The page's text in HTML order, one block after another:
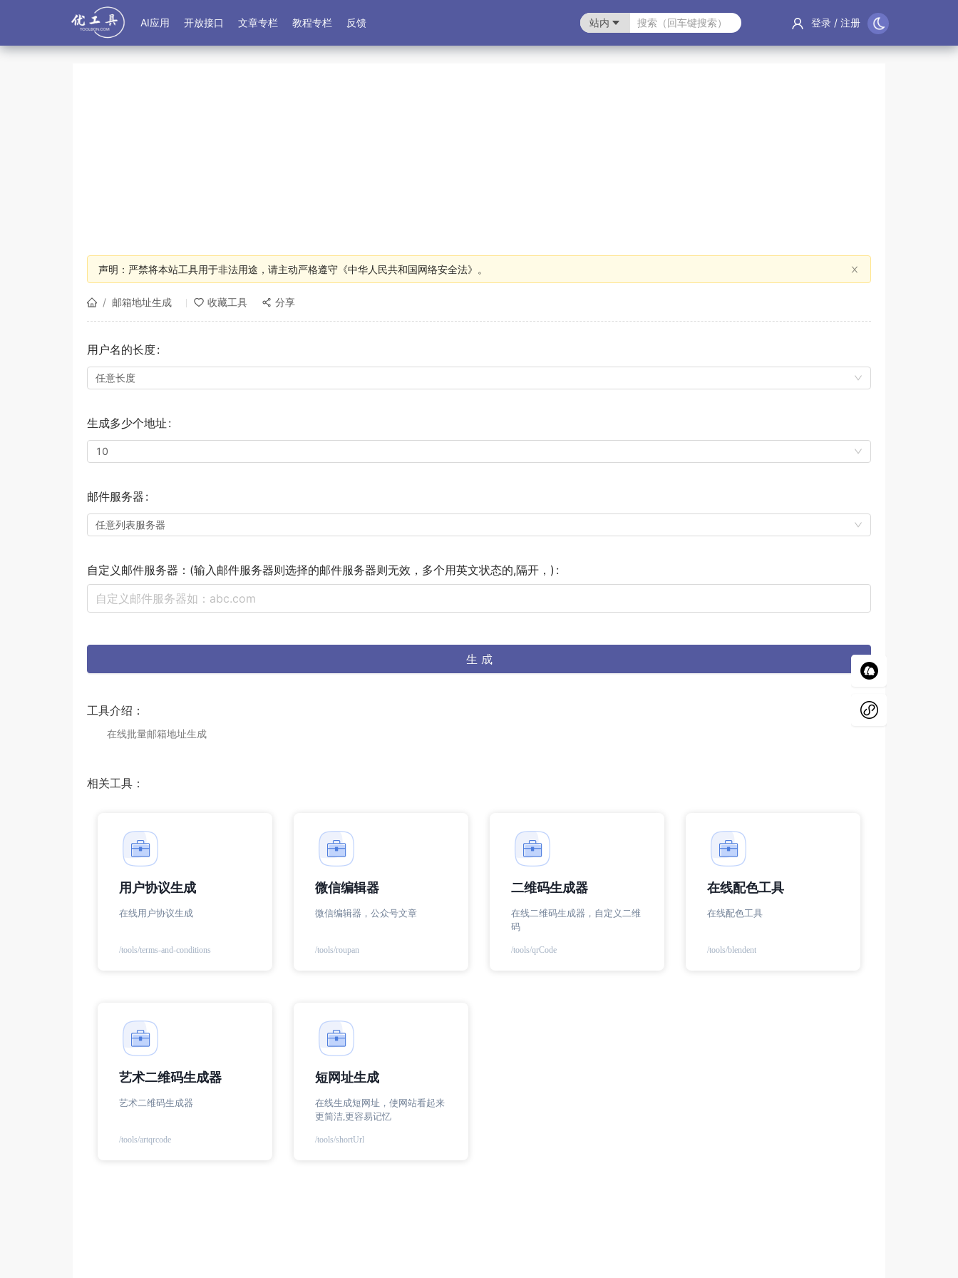
AI应用 开放接口 文章专栏 教程专栏 反馈 站内 登录 / 注册
声明：严禁将本站工具用于非法用途，请主动严格遵守《中华人民共和国网络安全法》。
/ 邮箱地址生成 收藏工具 分享
用户名的长度
任意长度
生成多少个地址
10
邮件服务器
任意列表服务器
自定义邮件服务器：(输入邮件服务器则选择的邮件服务器则无效，多个用英文状态的,隔开，)
生 成
工具介绍：
在线批量邮箱地址生成
相关工具：
用户协议生成
在线用户协议生成
/tools/terms-and-conditions
微信编辑器
微信编辑器，公众号文章
/tools/roupan
二维码生成器
在线二维码生成器，自定义二维
码
/tools/qrCode
在线配色工具
在线配色工具
/tools/blendent
艺术二维码生成器
艺术二维码生成器
/tools/artqrcode
短网址生成
在线生成短网址，使网站看起来
更简洁,更容易记忆
/tools/shortUrl